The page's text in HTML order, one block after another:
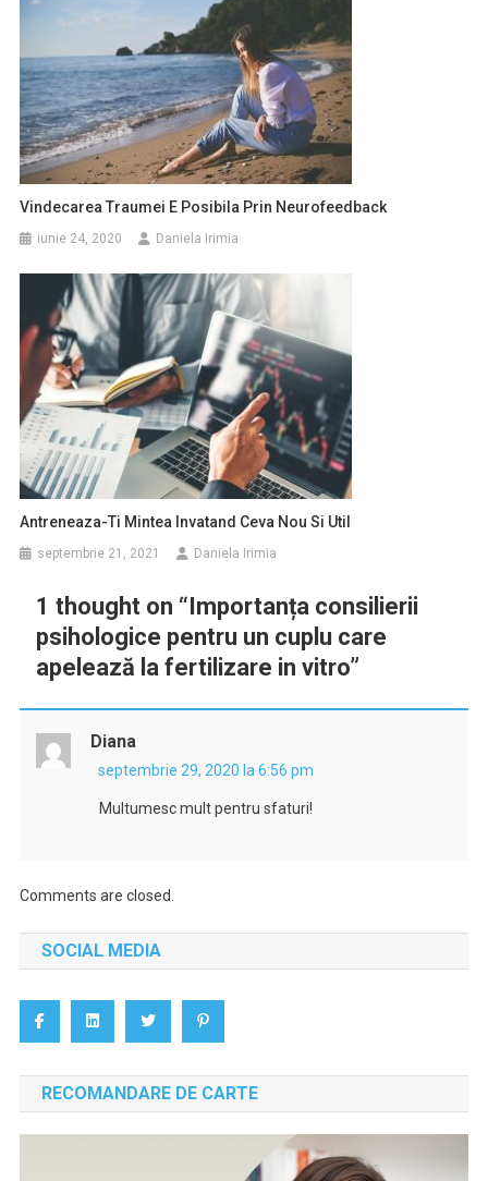
Vindecarea Traumei E Posibila Prin Neurofeedback
iunie 24, 2020 Daniela Irimia
Antreneaza-Ti Mintea Invatand Ceva Nou Si Util
septembrie 21, 2021 Daniela Irimia
1 thought on “Importanța consilierii
psihologice pentru un cuplu care
apelează la fertilizare in vitro”
Diana
septembrie 29, 2020 la 6:56 pm
Multumesc mult pentru sfaturi!
Comments are closed.
SOCIAL MEDIA
RECOMANDARE DE CARTE